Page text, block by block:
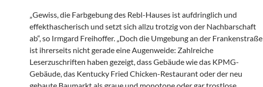
„Gewiss, die Farbgebung des Rebl-Hauses ist aufdringlich und
effekthascherisch und setzt sich allzu trotzig von der Nachbarschaft
ab“, so Irmgard Freihoffer. „Doch die Umgebung an der Frankenstraße
ist ihrerseits nicht gerade eine Augenweide: Zahlreiche
Leserzuschriften haben gezeigt, dass Gebäude wie das KPMG-
Gebäude, das Kentucky Fried Chicken-Restaurant oder der neu